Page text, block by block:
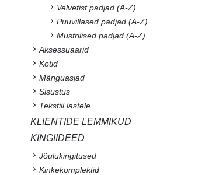
Velvetist padjad (A-Z)
Puuvillased padjad (A-Z)
Mustrilised padjad (A-Z)
Aksessuaarid
Kotid
Mänguasjad
Sisustus
Tekstiil lastele
KLIENTIDE LEMMIKUD
KINGIIDEED
Jõulukingitused
Kinkekomplektid